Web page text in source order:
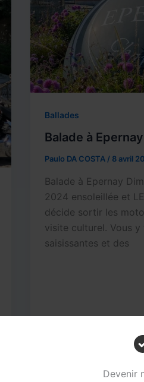
Devenir
Ballades
Balade à Epernay
Paulo DA COSTA / 8 avril
Balade à Epernay
2024 ensoleillée et
décide sortir les
visite culturel. Vous
saisissantes et des